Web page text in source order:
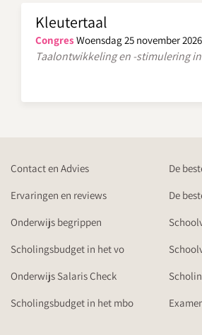
Kleutertaal
Congres Woensdag 25 november 2026
Taalontwikkeling en -stimulering in
Contact en Advies
De
Ervaringen en reviews
De
Onderwijs begrippen
Scholingsbudget in het vo
Onderwijs Salaris Check
Scholingsbudget in het mbo